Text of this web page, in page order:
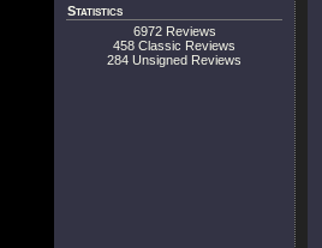
Statistics
6972 Reviews
458 Classic Reviews
284 Unsigned Reviews